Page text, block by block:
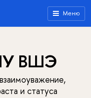
Меню
ВШЭ
и статуса